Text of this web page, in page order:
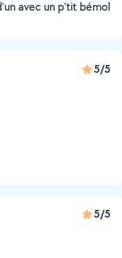
avec un p'tit bémol
5/5
5/5